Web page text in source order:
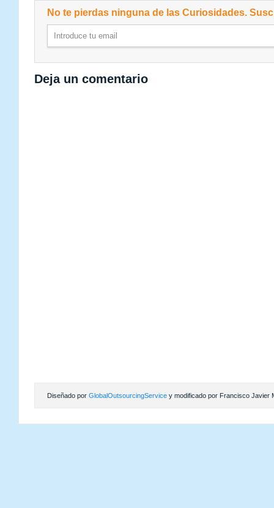
No te pierdas ninguna de las Curiosidades.
Deja un comentario
Diseñado por GlobalOutsourcingService y modificado por Francisco Javier